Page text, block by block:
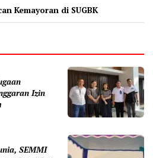
Kemayoran di SUGBK
Izin
SEMMI